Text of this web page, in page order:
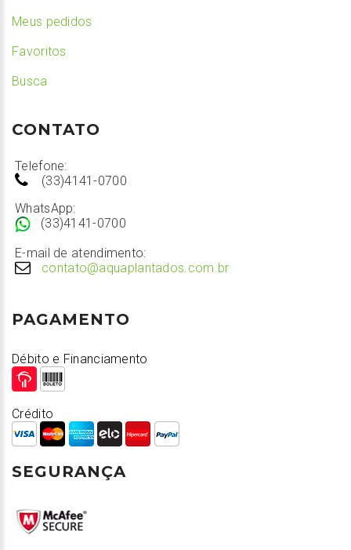
Meus pedidos
Favoritos
Busca
CONTATO
Telefone:
(33)4141-0700
WhatsApp:
(33)4141-0700
E-mail de atendimento:
contato@aquaplantados.com.br
PAGAMENTO
Débito e Financiamento
Crédito
SEGURANÇA